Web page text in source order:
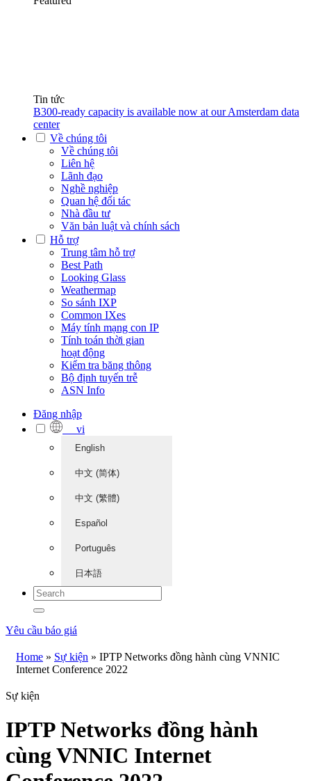
Tin tức
B300-ready capacity is available now at our Amsterdam data
center
Về chúng tôi
Về chúng tôi
Liên hệ
Lãnh đạo
Nghề nghiệp
Quan hệ đối tác
Nhà đầu tư
Văn bản luật và chính sách
Hỗ trợ
Trung tâm hỗ trợ
Best Path
Looking Glass
Weathermap
So sánh IXP
Common IXes
Máy tính mạng con IP
Tính toán thời gian
hoạt động
Kiểm tra băng thông
Bộ định tuyến trễ
ASN Info
Đăng nhập
vi
English
中文 (简体)
中文 (繁體)
Español
Português
日本語
Yêu cầu báo giá
Home » Sự kiện » IPTP Networks đồng hành cùng VNNIC
Internet Conference 2022
Sự kiện
IPTP Networks đồng hành
cùng VNNIC Internet